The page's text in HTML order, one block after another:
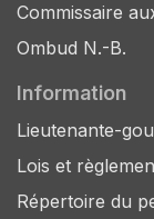
Commissaire
Ombud N.-B.
Information
Lieutenante-
Lois et
Répertoire du